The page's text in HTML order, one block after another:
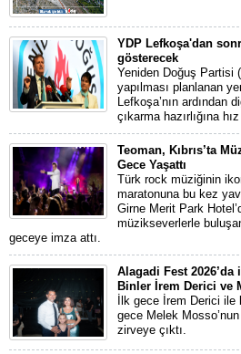
YDP Lefkoşa'dan
gösterecek
Yeniden Doğuş Partisi
yapılması planlanan
Lefkoşa’nın ardından
çıkarma hazırlığına
Teoman, Kıbrıs’ta
Gece Yaşattı
Türk rock müziğinin
maratonuna bu kez
Girne Merit Park
müzikseverlerle
geceye imza attı.
Alagadi Fest
Binler İrem Derici ve
İlk gece İrem Derici
gece Melek
zirveye çıktı.